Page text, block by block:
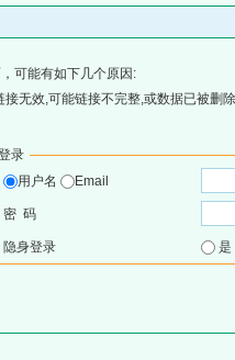
可能有如下几个原因:
无效,可能链接不完整,或数据已被删
录
用户名
Email
密 码
隐身登录